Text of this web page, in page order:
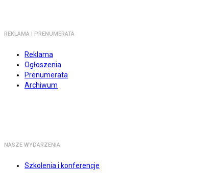
REKLAMA I PRENUMERATA
Reklama
Ogłoszenia
Prenumerata
Archiwum
NASZE WYDARZENIA
Szkolenia i konferencje